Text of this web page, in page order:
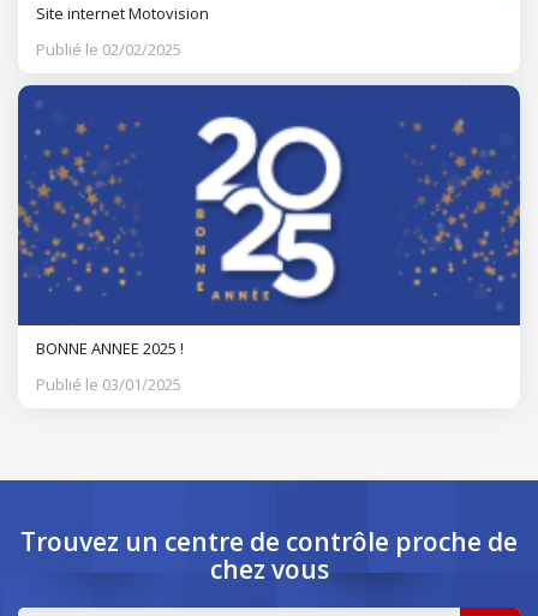
Site internet Motovision
Publié le 02/02/2025
BONNE ANNEE 2025 !
Publié le 03/01/2025
Trouvez un centre de contrôle proche de
chez vous